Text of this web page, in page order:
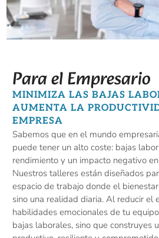
Para el Empresario
MINIMIZA LAS BAJAS
AUMENTA LA
EMPRESA
Sabemos que en el mundo
puede tener un alto coste: bajas
rendimiento y un impacto negativo
Nuestros talleres están diseñados
espacio de trabajo donde el
sino una realidad diaria. Al reducir el
habilidades emocionales de tu
bajas laborales, sino que construyes